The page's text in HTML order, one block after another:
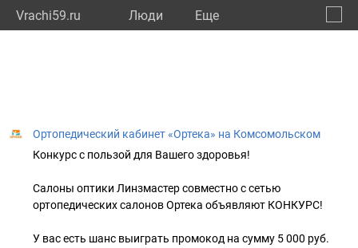
Vrachi59.ru Люди Eще
Ортопедический кабинет «Ортека» на Комсомольском
Конкурс с пользой для Вашего здоровья!
Салоны оптики Линзмастер совместно с сетью
ортопедических салонов Ортека объявляют КОНКУРС!
У вас есть шанс выиграть промокод на сумму 5 000 руб.